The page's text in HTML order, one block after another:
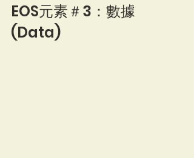
EOS元素＃3：數據
(Data)